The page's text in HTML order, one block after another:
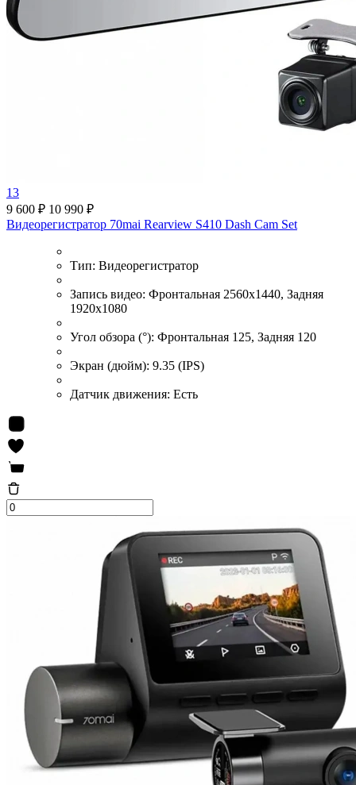
13
9 600 ₽ 10 990 ₽
Видеорегистратор 70mai Rearview S410 Dash Cam Set
Тип: Видеорегистратор
Запись видео: Фронтальная 2560x1440, Задняя
1920x1080
Угол обзора (°): Фронтальная 125, Задняя 120
Экран (дюйм): 9.35 (IPS)
Датчик движения: Есть